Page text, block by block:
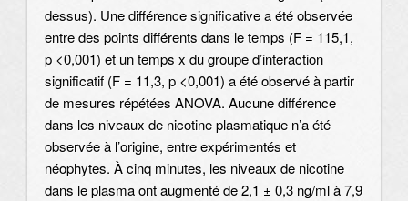
dessus). Une différence significative a été observée
entre des points différents dans le temps (F = 115,1,
p <0,001) et un temps x du groupe d’interaction
significatif (F = 11,3, p <0,001) a été observé à partir
de mesures répétées ANOVA. Aucune différence
dans les niveaux de nicotine plasmatique n’a été
observée à l’origine, entre expérimentés et
néophytes. À cinq minutes, les niveaux de nicotine
dans le plasma ont augmenté de 2,1 ± 0,3 ng/ml à 7,9